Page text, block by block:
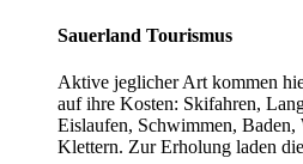
Sauerland Tourismus
Aktive jeglicher Art kommen
auf ihre Kosten: Skifahren,
Eislaufen, Schwimmen, Baden,
Klettern. Zur Erholung laden